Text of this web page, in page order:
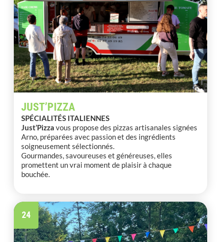
JUST’PIZZA
SPÉCIALITÉS ITALIENNES
Just’Pizza vous propose des pizzas artisanales signées
Arno, préparées avec passion et des ingrédients
soigneusement sélectionnés.
Gourmandes, savoureuses et généreuses, elles
promettent un vrai moment de plaisir à chaque
bouchée.
24